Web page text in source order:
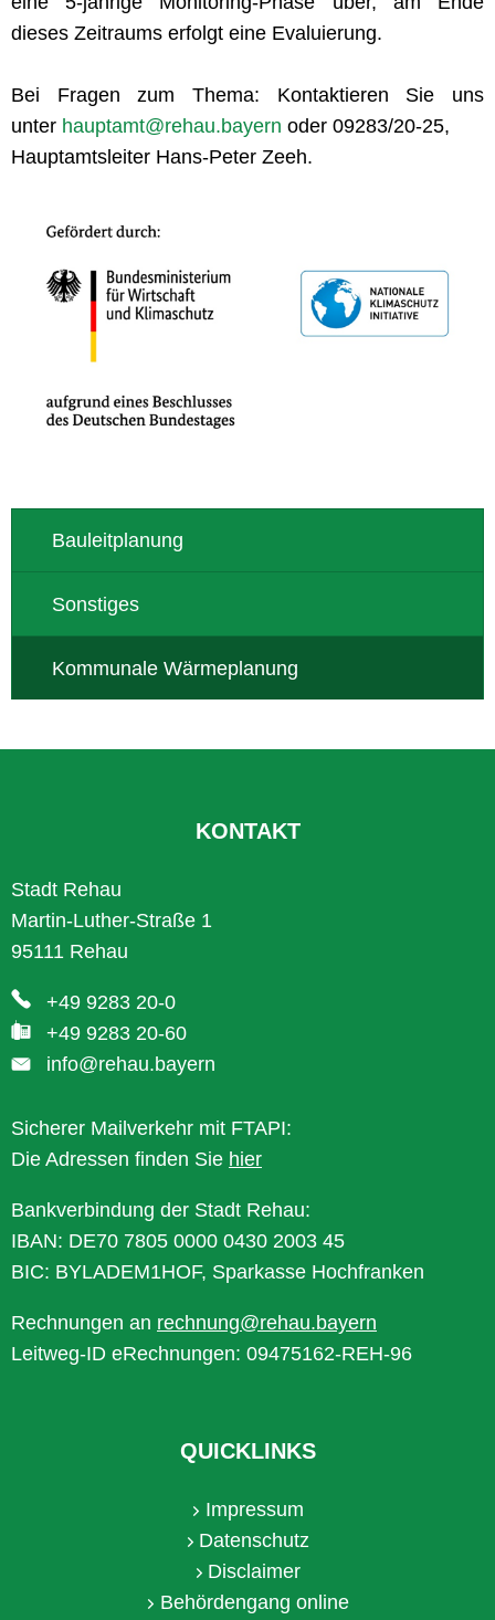
dieses Zeitraums erfolgt eine Evaluierung.
Bei Fragen zum Thema: Kontaktieren Sie uns
unter hauptamt@rehau.bayern oder 09283/20-25,
Hauptamtsleiter Hans-Peter Zeeh.
Bauleitplanung
Sonstiges
Kommunale Wärmeplanung
KONTAKT
Stadt Rehau
Martin-Luther-Straße 1
95111 Rehau
+49 9283 20-0
+49 9283 20-60
info@rehau.bayern
Sicherer Mailverkehr mit FTAPI:
Die Adressen finden Sie hier
Bankverbindung der Stadt Rehau:
IBAN: DE70 7805 0000 0430 2003 45
BIC: BYLADEM1HOF, Sparkasse Hochfranken
Rechnungen an rechnung@rehau.bayern
Leitweg-ID eRechnungen: 09475162-REH-96
QUICKLINKS
Impressum
Datenschutz
Disclaimer
Behördengang online